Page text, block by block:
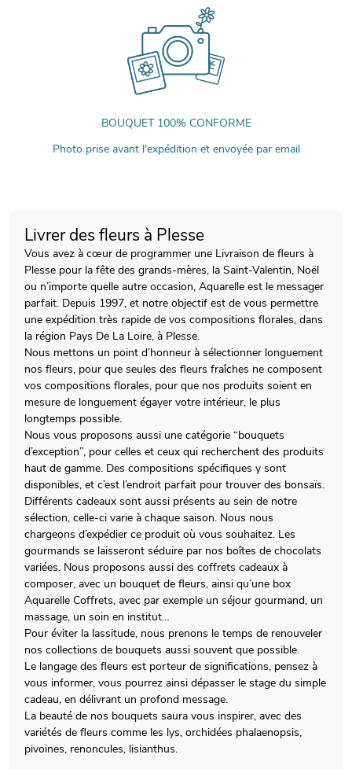
BOUQUET 100% CONFORME
Photo prise avant l'expédition et envoyée par email
Livrer des fleurs à Plesse
Vous avez à cœur de programmer une Livraison de fleurs à
Plesse pour la fête des grands-mères, la Saint-Valentin, Noël
ou n’importe quelle autre occasion, Aquarelle est le messager
parfait. Depuis 1997, et notre objectif est de vous permettre
une expédition très rapide de vos compositions florales, dans
la région Pays De La Loire, à Plesse.
Nous mettons un point d’honneur à sélectionner longuement
nos fleurs, pour que seules des fleurs fraîches ne composent
vos compositions florales, pour que nos produits soient en
mesure de longuement égayer votre intérieur, le plus
longtemps possible.
Nous vous proposons aussi une catégorie “bouquets
d’exception”, pour celles et ceux qui recherchent des produits
haut de gamme. Des compositions spécifiques y sont
disponibles, et c’est l’endroit parfait pour trouver des bonsaïs.
Différents cadeaux sont aussi présents au sein de notre
sélection, celle-ci varie à chaque saison. Nous nous
chargeons d’expédier ce produit où vous souhaitez. Les
gourmands se laisseront séduire par nos boîtes de chocolats
variées. Nous proposons aussi des coffrets cadeaux à
composer, avec un bouquet de fleurs, ainsi qu’une box
Aquarelle Coffrets, avec par exemple un séjour gourmand, un
massage, un soin en institut…
Pour éviter la lassitude, nous prenons le temps de renouveler
nos collections de bouquets aussi souvent que possible.
Le langage des fleurs est porteur de significations, pensez à
vous informer, vous pourrez ainsi dépasser le stage du simple
cadeau, en délivrant un profond message.
La beauté de nos bouquets saura vous inspirer, avec des
variétés de fleurs comme les lys, orchidées phalaenopsis,
pivoines, renoncules, lisianthus.